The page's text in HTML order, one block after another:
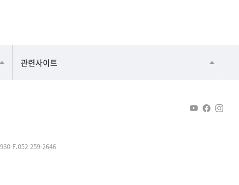
관련사이트
온라인 기술거래 플랫폼
F.052-259-2646